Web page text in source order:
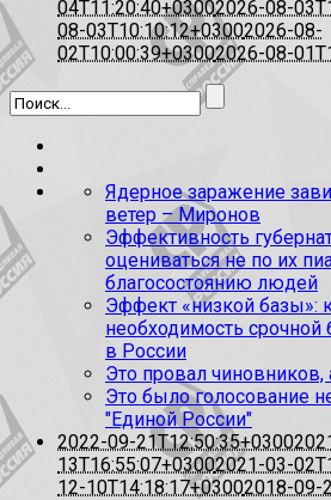
04T11:20:40+03002026-08-
08-03T10:10:12+03002026-08-
02T10:00:39+03002026-08-
Ядерное заражение
ветер – Миронов
Эффективность
оцениваться не по их
благосостоянию людей
Эффект «низкой базы»:
необходимость
в России
Это провал чиновников,
Это было голосование
"Единой России"
2022-09-21T12:50:35+0300
13T16:55:07+03002021-03-
12-10T14:18:17+03002018-09-